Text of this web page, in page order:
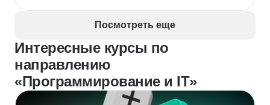
Посмотреть еще
Интересные курсы по
направлению
«Программирование и IT»